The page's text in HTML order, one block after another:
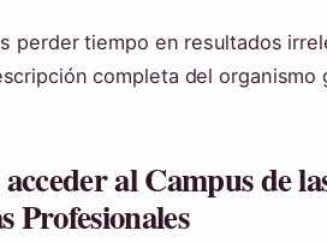
perder tiempo en resultados
completa del organismo
al Campus de
Profesionales